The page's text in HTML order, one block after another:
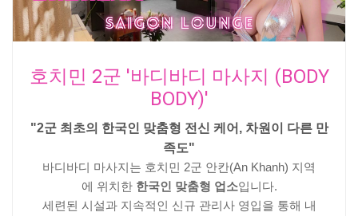
호치민 2군 '바디바디 마사지 (BODY
BODY)'
"2군 최초의 한국인 맞춤형 전신 케어, 차원이 다른 만
족도"
바디바디 마사지는 호치민 2군 안칸(An Khanh) 지역
에 위치한 한국인 맞춤형 업소입니다.
세련된 시설과 지속적인 신규 관리사 영입을 통해 내